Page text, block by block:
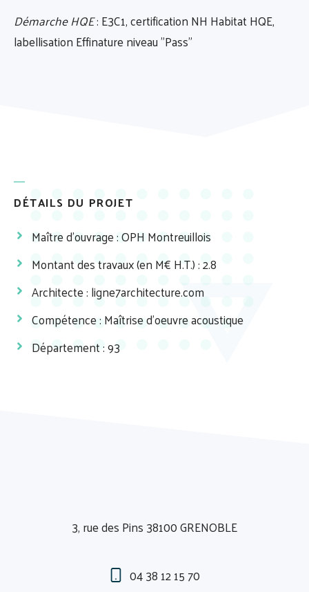
Démarche HQE: E3C1, certification NH Habitat HQE,
labellisation Effinature niveau "Pass"
DÉTAILS DU PROJET
Maître d'ouvrage : OPH Montreuillois
Montant des travaux (en M€ H.T.) : 2.8
Architecte : ligne7architecture.com
Compétence : Maîtrise d'oeuvre acoustique
Département : 93
3, rue des Pins 38100 GRENOBLE
04 38 12 15 70